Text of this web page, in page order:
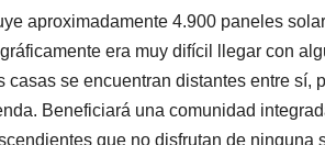
aproximadamente 4.900 paneles
era muy difícil llegar con
casas se encuentran distantes entre sí,
Beneficiará una comunidad
que no disfrutan de ninguna